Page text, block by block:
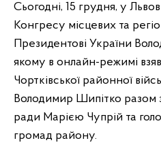
Сьогодні, 15 грудня, у
Конгресу місцевих та
Президентові України
якому в онлайн-режимі
Чортківської районної
Володимир Шипітко разом
ради Марією Чупрій та
громад району.